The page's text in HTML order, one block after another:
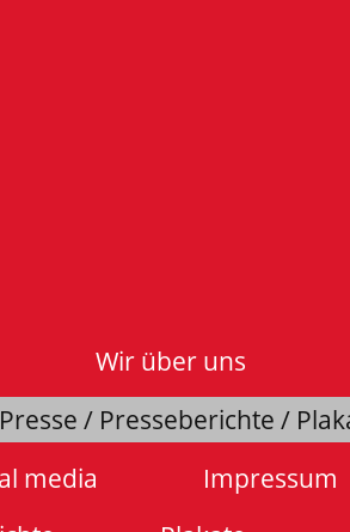
Wir über uns
/ Presseberichte /
media
Impressum